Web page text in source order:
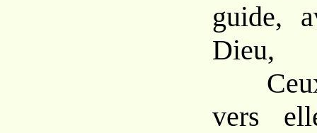
guide,
Dieu,
Ceux
vers